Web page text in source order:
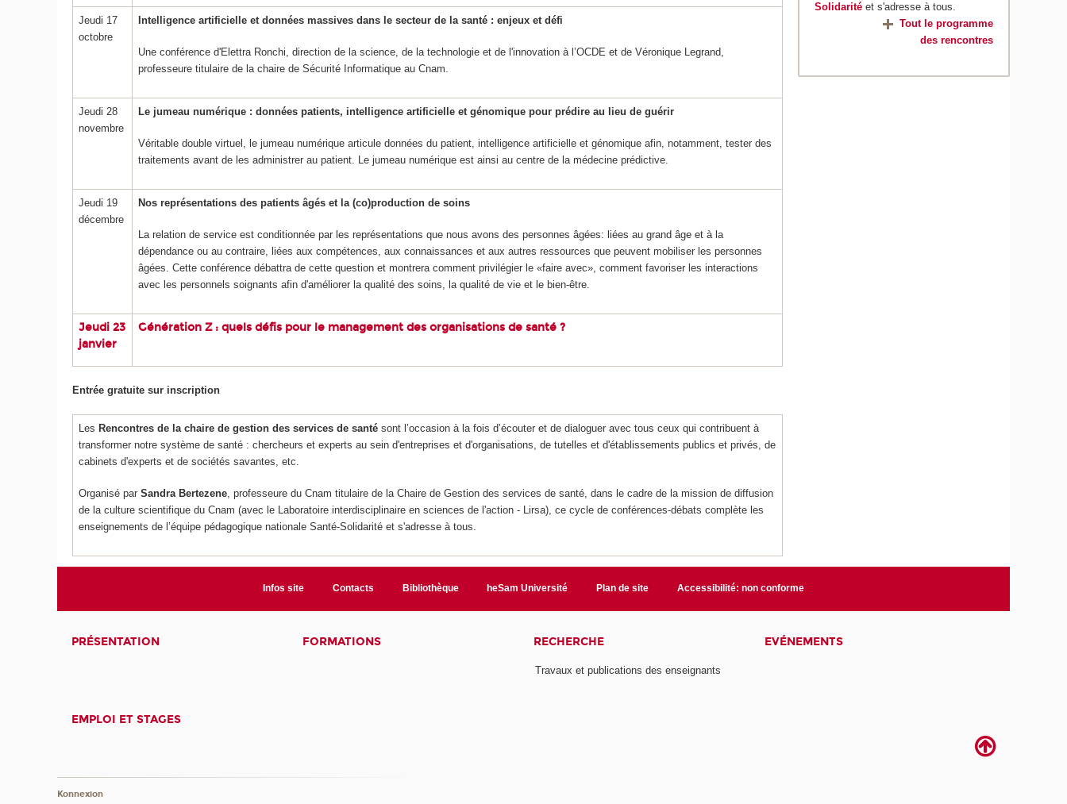
Jeudi 17
octobre
Intelligence artificielle et données massives dans le secteur de la santé : enjeux et défi
Une conférence d'Elettra Ronchi, direction de la science, de la technologie et de l'innovation à l’OCDE et de Véronique Legrand,
professeure titulaire de la chaire de Sécurité Informatique au Cnam.
Jeudi 28
novembre
Le jumeau numérique : données patients, intelligence artificielle et génomique pour prédire au lieu de guérir
Véritable double virtuel, le jumeau numérique articule données du patient, intelligence artificielle et génomique afin, notamment, tester des
traitements avant de les administrer au patient. Le jumeau numérique est ainsi au centre de la médecine prédictive.
Jeudi 19
décembre
Nos représentations des patients âgés et la (co)production de soins
La relation de service est conditionnée par les représentations que nous avons des personnes âgées: liées au grand âge et à la
dépendance ou au contraire, liées aux compétences, aux connaissances et aux autres ressources que peuvent mobiliser les personnes
âgées. Cette conférence débattra de cette question et montrera comment privilégier le «faire avec», comment favoriser les interactions
avec les personnels soignants afin d'améliorer la qualité des soins, la qualité de vie et le bien-être.
Jeudi 23
janvier
Génération Z : quels défis pour le management des organisations de santé ?
Entrée gratuite sur inscription
Les Rencontres de la chaire de gestion des services de santésont l’occasion à la fois d’écouter et de dialoguer avec tous ceux qui contribuent à
transformer notre système de santé : chercheurs et experts au sein d'entreprises et d'organisations, de tutelles et d'établissements publics et privés, de
cabinets d'experts et de sociétés savantes, etc.
Organisé par Sandra Bertezene, professeure du Cnam titulaire de la Chaire de Gestion des services de santé, dans le cadre de la mission de diffusion
de la culture scientifique du Cnam (avec le Laboratoire interdisciplinaire en sciences de l'action - Lirsa), ce cycle de conférences-débats complète les
enseignements de l’équipe pédagogique nationale Santé-Solidarité et s'adresse à tous.
Solidarité et s'adresse à tous.
Tout le programme
des rencontres
Infos site Contacts Bibliothèque heSam Université Plan de site Accessibilité: non conforme
PRÉSENTATION FORMATIONS RECHERCHE
Travaux et publications des enseignants
EVÉNEMENTS
EMPLOI ET STAGES
Konnexion